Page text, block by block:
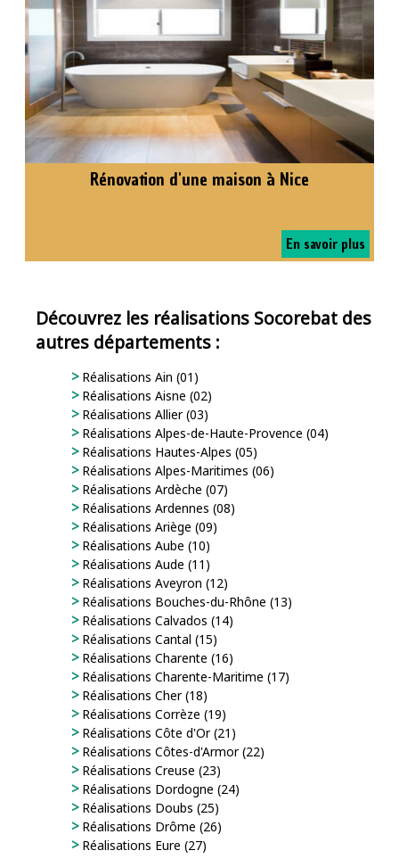
Rénovation d'une maison à Nice
En savoir plus
Découvrez les réalisations Socorebat des
autres départements :
Réalisations Ain (01)
Réalisations Aisne (02)
Réalisations Allier (03)
Réalisations Alpes-de-Haute-Provence (04)
Réalisations Hautes-Alpes (05)
Réalisations Alpes-Maritimes (06)
Réalisations Ardèche (07)
Réalisations Ardennes (08)
Réalisations Ariège (09)
Réalisations Aube (10)
Réalisations Aude (11)
Réalisations Aveyron (12)
Réalisations Bouches-du-Rhône (13)
Réalisations Calvados (14)
Réalisations Cantal (15)
Réalisations Charente (16)
Réalisations Charente-Maritime (17)
Réalisations Cher (18)
Réalisations Corrèze (19)
Réalisations Côte d'Or (21)
Réalisations Côtes-d'Armor (22)
Réalisations Creuse (23)
Réalisations Dordogne (24)
Réalisations Doubs (25)
Réalisations Drôme (26)
Réalisations Eure (27)